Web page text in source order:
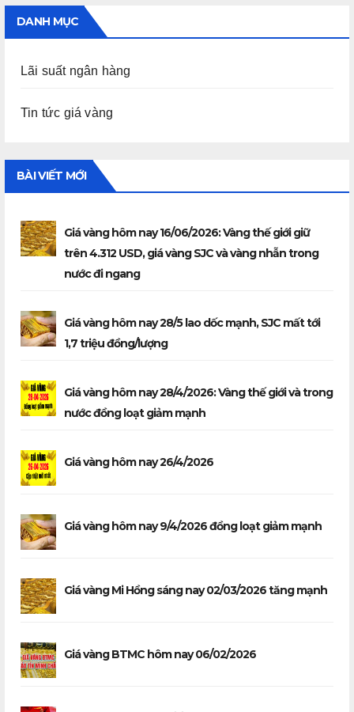
DANH MỤC
Lãi suất ngân hàng
Tin tức giá vàng
BÀI VIẾT MỚI
Giá vàng hôm nay 16/06/2026: Vàng thế giới giữ
trên 4.312 USD, giá vàng SJC và vàng nhẫn trong
nước đi ngang
Giá vàng hôm nay 28/5 lao dốc mạnh, SJC mất tới
1,7 triệu đồng/lượng
Giá vàng hôm nay 28/4/2026: Vàng thế giới và trong
nước đồng loạt giảm mạnh
Giá vàng hôm nay 26/4/2026
Giá vàng hôm nay 9/4/2026 đồng loạt giảm mạnh
Giá vàng Mi Hồng sáng nay 02/03/2026 tăng mạnh
Giá vàng BTMC hôm nay 06/02/2026